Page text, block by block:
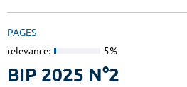
PAGES
relevance: 5%
BIP 2025 N°2